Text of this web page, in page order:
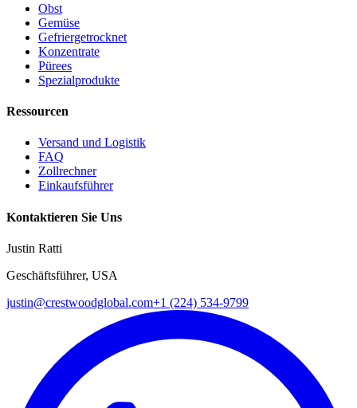
Obst
Gemüse
Gefriergetrocknet
Konzentrate
Pürees
Spezialprodukte
Ressourcen
Versand und Logistik
FAQ
Zollrechner
Einkaufsführer
Kontaktieren Sie Uns
Justin Ratti
Geschäftsführer, USA
justin@crestwoodglobal.com+1 (224) 534-9799